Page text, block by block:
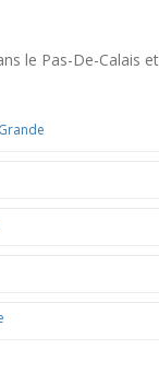
le Pas-De-Calais et